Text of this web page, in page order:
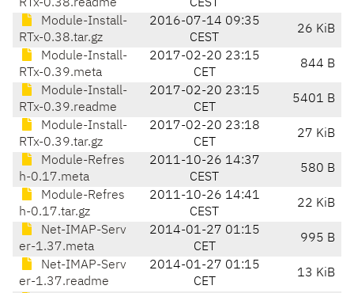
RTx-0.38.readme
CEST
Module-Install-
RTx-0.38.tar.gz
2016-07-14 09:35
CEST
26 KiB
Module-Install-
RTx-0.39.meta
2017-02-20 23:15
CET
844 B
Module-Install-
RTx-0.39.readme
2017-02-20 23:15
CET
5401 B
Module-Install-
RTx-0.39.tar.gz
2017-02-20 23:18
CET
27 KiB
Module-Refres
h-0.17.meta
2011-10-26 14:37
CEST
580 B
Module-Refres
h-0.17.tar.gz
2011-10-26 14:41
CEST
22 KiB
Net-IMAP-Serv
er-1.37.meta
2014-01-27 01:15
CET
995 B
Net-IMAP-Serv
er-1.37.readme
2014-01-27 01:15
CET
13 KiB